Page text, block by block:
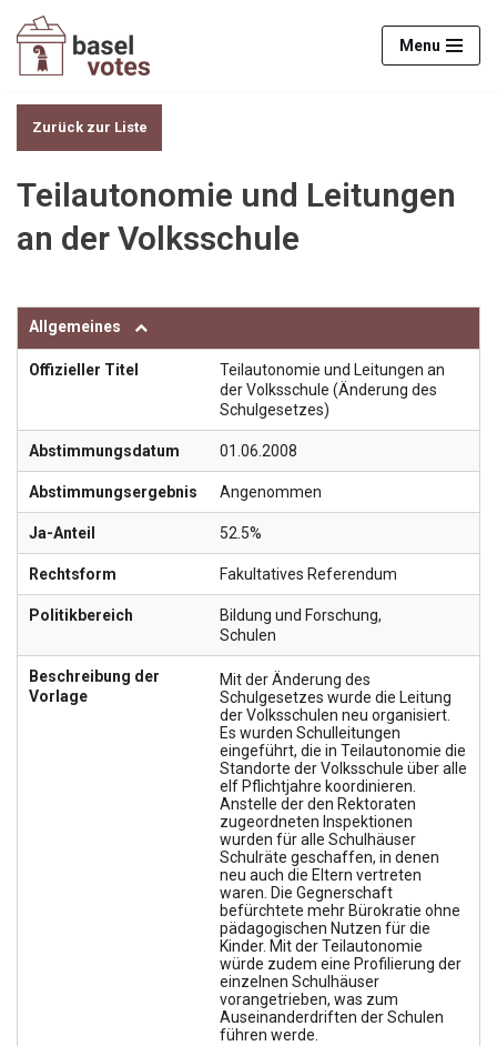
Zum
Menu
Zurück zur Liste
Teilautonomie und Leitungen
an der Volksschule
Allgemeines
Offizieller Titel
Teilautonomie und Leitungen an
der Volksschule (Änderung des
Schulgesetzes)
Abstimmungsdatum 01.06.2008
Abstimmungsergebnis Angenommen
Ja-Anteil 52.5%
Rechtsform Fakultatives Referendum
Politikbereich Bildung und Forschung,
Schulen
Beschreibung der
Vorlage
Mit der Änderung des
Schulgesetzes wurde die Leitung
der Volksschulen neu organisiert.
Es wurden Schulleitungen
eingeführt, die in Teilautonomie die
Standorte der Volksschule über alle
elf Pflichtjahre koordinieren.
Anstelle der den Rektoraten
zugeordneten Inspektionen
wurden für alle Schulhäuser
Schulräte geschaffen, in denen
neu auch die Eltern vertreten
waren. Die Gegnerschaft
befürchtete mehr Bürokratie ohne
pädagogischen Nutzen für die
Kinder. Mit der Teilautonomie
würde zudem eine Profilierung der
einzelnen Schulhäuser
vorangetrieben, was zum
Auseinanderdriften der Schulen
führen werde.